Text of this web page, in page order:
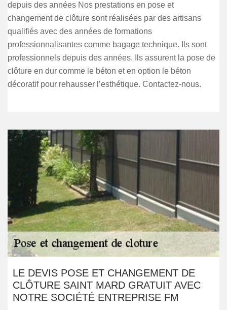
depuis des années Nos prestations en pose et
changement de clôture sont réalisées par des artisans
qualifiés avec des années de formations
professionnalisantes comme bagage technique. Ils sont
professionnels depuis des années. Ils assurent la pose de
clôture en dur comme le béton et en option le béton
décoratif pour rehausser l’esthétique. Contactez-nous.
LE DEVIS POSE ET CHANGEMENT DE
CLÔTURE SAINT MARD GRATUIT AVEC
NOTRE SOCIÉTÉ ENTREPRISE FM